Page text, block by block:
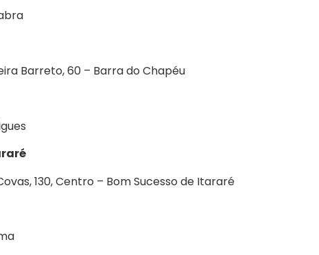
Barreto, 60 – Barra do Chapéu
130, Centro – Bom Sucesso de Itararé